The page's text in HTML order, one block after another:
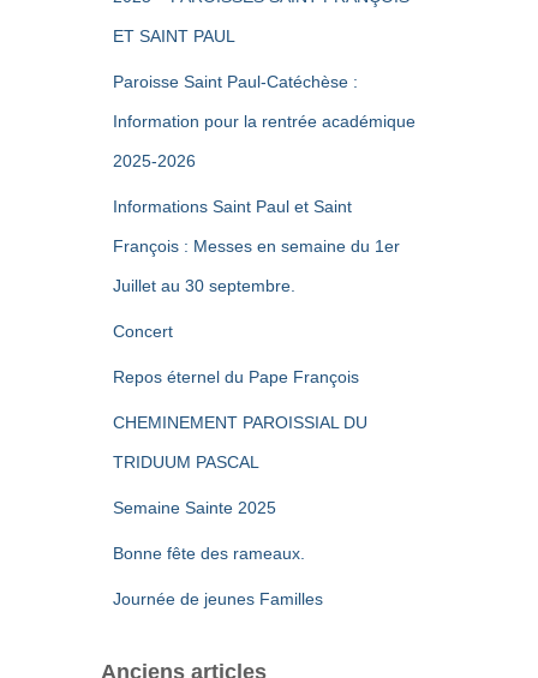
ET SAINT PAUL
Paroisse Saint Paul-Catéchèse :
Information pour la rentrée académique
2025-2026
Informations Saint Paul et Saint
François : Messes en semaine du 1er
Juillet au 30 septembre.
Concert
Repos éternel du Pape François
CHEMINEMENT PAROISSIAL DU
TRIDUUM PASCAL
Semaine Sainte 2025
Bonne fête des rameaux.
Journée de jeunes Familles
Anciens articles